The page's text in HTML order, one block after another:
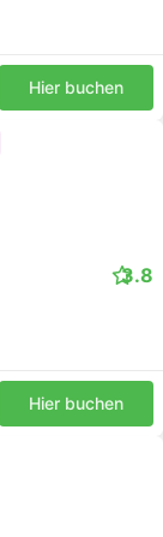
Hier buchen
3.8
Hier buchen